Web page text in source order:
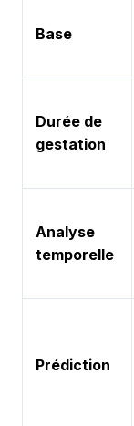
Base
Durée de
gestation
Analyse
temporelle
Prédiction